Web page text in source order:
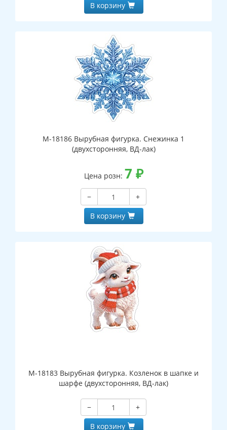
В корзину
М-18186 Вырубная фигурка. Снежинка 1
(двухсторонняя, ВД-лак)
Цена розн: 7 ₽
−
+
В корзину
М-18183 Вырубная фигурка. Козленок в шапке и
шарфе (двухсторонняя, ВД-лак)
−
+
В корзину